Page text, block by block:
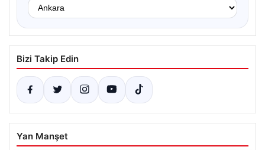
Bizi Takip Edin
Yan Manşet